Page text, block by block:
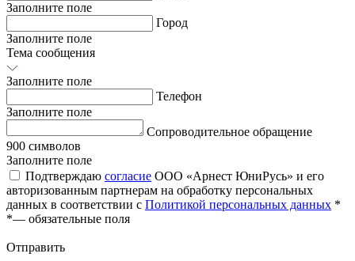
Заполните поле
Город
Заполните поле
Тема сообщения
Заполните поле
Телефон
Заполните поле
Сопроводительное обращение
900 символов
Заполните поле
Подтверждаю согласие ООО «Арнест ЮниРусь» и его
авторизованным партнерам на обработку персональных
данных в соответствии с Политикой персональных данных *
*— обязательные поля
Отправить